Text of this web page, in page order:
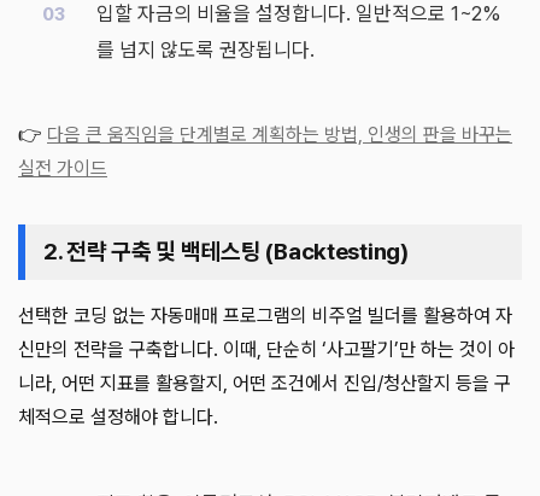
입할 자금의 비율을 설정합니다. 일반적으로 1~2%
를 넘지 않도록 권장됩니다.
👉 다음 큰 움직임을 단계별로 계획하는 방법, 인생의 판을 바꾸는
실전 가이드
2. 전략 구축 및 백테스팅 (Backtesting)
선택한 코딩 없는 자동매매 프로그램의 비주얼 빌더를 활용하여 자
신만의 전략을 구축합니다. 이때, 단순히 ‘사고팔기’만 하는 것이 아
니라, 어떤 지표를 활용할지, 어떤 조건에서 진입/청산할지 등을 구
체적으로 설정해야 합니다.